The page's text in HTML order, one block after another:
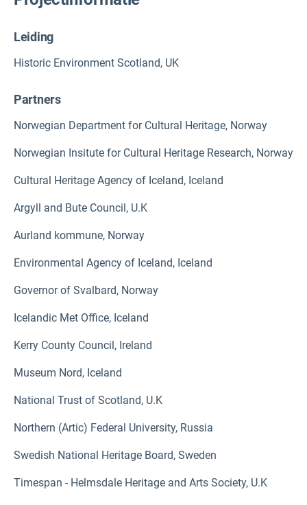
Leiding
Historic Environment Scotland, UK
Partners
Norwegian Department for Cultural Heritage, Norway
Norwegian Insitute for Cultural Heritage Research, Norway
Cultural Heritage Agency of Iceland, Iceland
Argyll and Bute Council, U.K
Aurland kommune, Norway
Environmental Agency of Iceland, Iceland
Governor of Svalbard, Norway
Icelandic Met Office, Iceland
Kerry County Council, Ireland
Museum Nord, Iceland
National Trust of Scotland, U.K
Northern (Artic) Federal University, Russia
Swedish National Heritage Board, Sweden
Timespan - Helmsdale Heritage and Arts Society, U.K